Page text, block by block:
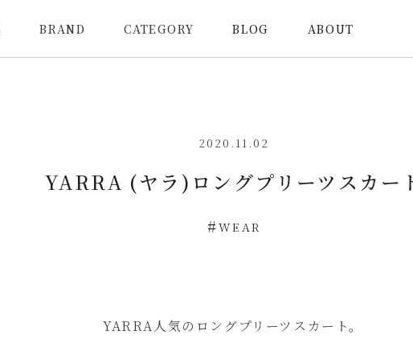
BRAND CATEGORY BLOG ABOUT
2020.11.02
YARRA (ヤラ)ロングプリーツスカー
WEAR
YARRA人気のロングプリーツスカート。